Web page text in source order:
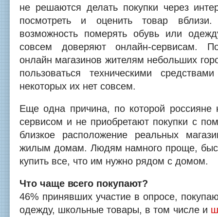
не решаются делать покупки через
посмотреть и оценить товар вблизи.
возможность померять обувь или
совсем доверяют онлайн-сервисам.
онлайн магазинов жителям небольших
пользоваться техническими
некоторых их нет совсем.
Еще одна причина, по которой россияне
сервисом и не приобретают покупки с
близкое расположение реальных
жилым домам. Людям намного проще,
купить все, что им нужно рядом с домом.
Что чаще всего покупают?
46% принявших участие в опросе,
одежду, школьные товары, в том числе и